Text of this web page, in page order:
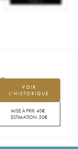
VOIR
L'HISTORIQUE
MISE À PRIX:40€
ESTIMATION:50€